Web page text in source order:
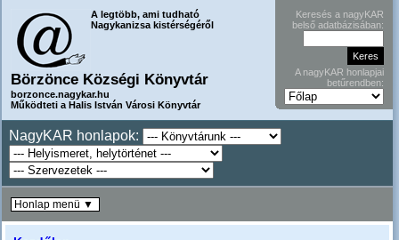
A legtöbb, ami tudható
Nagykanizsa kistérségéről
Börzönce Községi Könyvtár
borzonce.nagykar.hu
Működteti a Halis István Városi Könyvtár
Keresés a nagyKAR
belső adatbázisában:
A nagyKAR honlapjai
betűrendben:
NagyKAR honlapok:
Honlap menü ▼